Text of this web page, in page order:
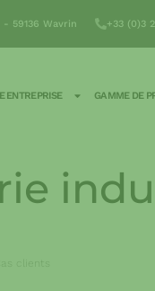
- 59136 Wavrin +33 (0)3
ENTREPRISE GAMME DE
Cas clients